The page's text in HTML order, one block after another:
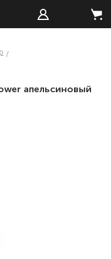
апельсиновый